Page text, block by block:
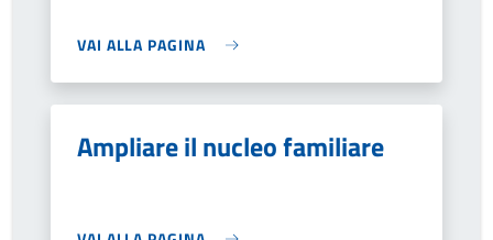
VAI ALLA PAGINA
Ampliare il nucleo familiare